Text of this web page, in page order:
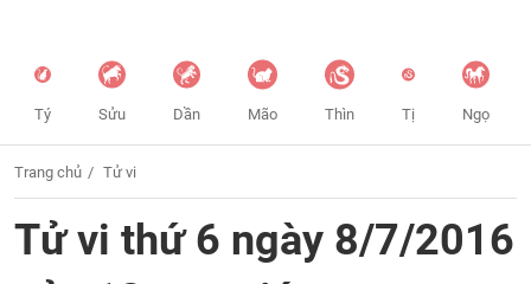
Tý Sửu Dần Mão Thìn Tị Ngọ
Trang chủ Tử vi
Tử vi thứ 6 ngày 8/7/2016